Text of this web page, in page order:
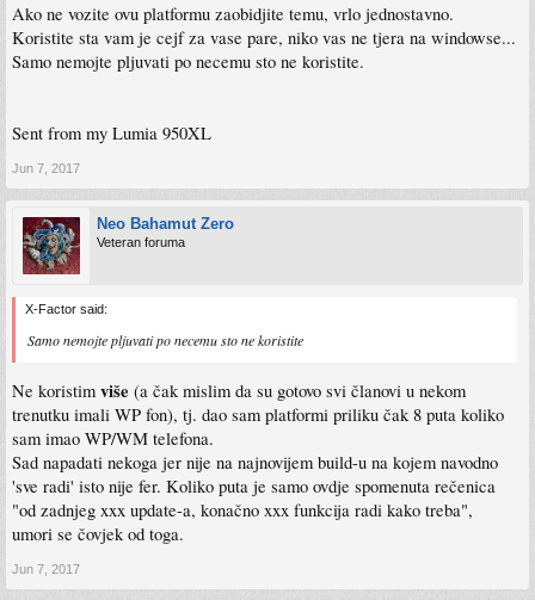
Ako ne vozite ovu platformu zaobidjite temu, vrlo jednostavno.
Koristite sta vam je cejf za vase pare, niko vas ne tjera na windowse...
Samo nemojte pljuvati po necemu sto ne koristite.
Sent from my Lumia 950XL
Jun 7, 2017
Neo Bahamut Zero
Veteran foruma
X-Factor said:
Samo nemojte pljuvati po necemu sto ne koristite
Ne koristim više (a čak mislim da su gotovo svi članovi u nekom
trenutku imali WP fon), tj. dao sam platformi priliku čak 8 puta koliko
sam imao WP/WM telefona.
Sad napadati nekoga jer nije na najnovijem build-u na kojem navodno
'sve radi' isto nije fer. Koliko puta je samo ovdje spomenuta rečenica
"od zadnjeg xxx update-a, konačno xxx funkcija radi kako treba",
umori se čovjek od toga.
Jun 7, 2017